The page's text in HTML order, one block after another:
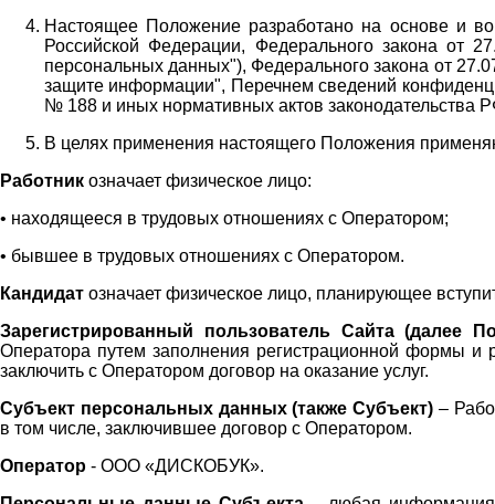
Настоящее Положение разработано на основе и во
Российской Федерации, Федерального закона
персональных данных"), Федерального закона от
защите информации", Перечнем сведений
№ 188 и иных нормативных актов законодательства
В целях применения настоящего Положения
Работник означает физическое лицо:
• находящееся в трудовых отношениях с Оператором;
• бывшее в трудовых отношениях с Оператором.
Кандидат означает физическое лицо, планирующее
Зарегистрированный пользователь Сайта (далее
Оператора путем заполнения регистрационной формы и
заключить с Оператором договор на оказание услуг.
Субъект персональных данных (также Субъект) –
в том числе, заключившее договор с Оператором.
Оператор - ООО «ДИСКОБУК».